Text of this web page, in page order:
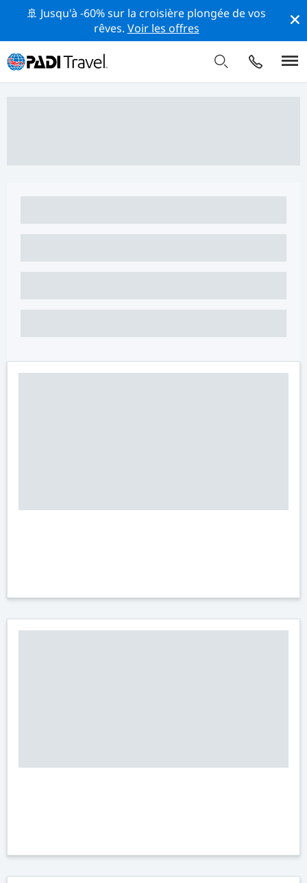
🚢 Jusqu'à -60% sur la croisière plongée de vos
rêves. Voir les offres